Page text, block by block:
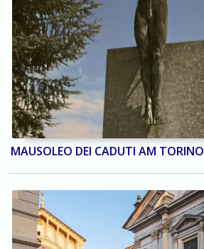
MAUSOLEO DEI CADUTI AM TORINO